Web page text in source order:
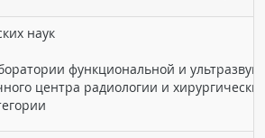
наук
функциональной и
центра радиологии и